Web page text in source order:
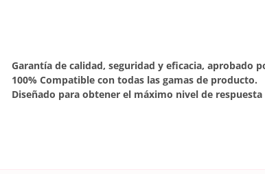
Garantía de calidad, seguridad y eficacia, aprobado
100% Compatible con todas las gamas de producto.
Diseñado para obtener el máximo nivel de